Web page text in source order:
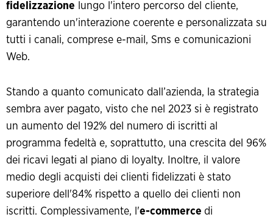
fidelizzazione lungo l'intero percorso del cliente,
garantendo un'interazione coerente e personalizzata su
tutti i canali, comprese e-mail, Sms e comunicazioni
Web.
Stando a quanto comunicato dall’azienda, la strategia
sembra aver pagato, visto che nel 2023 si è registrato
un aumento del 192% del numero di iscritti al
programma fedeltà e, soprattutto, una crescita del 96%
dei ricavi legati al piano di loyalty. Inoltre, il valore
medio degli acquisti dei clienti fidelizzati è stato
superiore dell'84% rispetto a quello dei clienti non
iscritti. Complessivamente, l'e-commerce di